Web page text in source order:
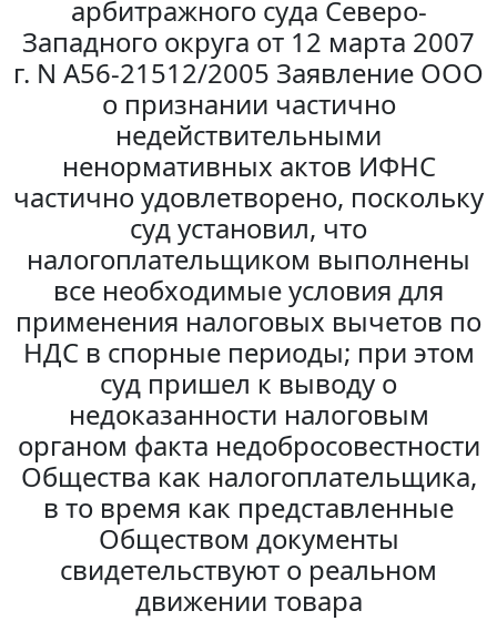
арбитражного суда Северо-
Западного округа от 12 марта 2007
г. N А56-21512/2005 Заявление ООО
о признании частично
недействительными
ненормативных актов ИФНС
частично удовлетворено, поскольку
суд установил, что
налогоплательщиком выполнены
все необходимые условия для
применения налоговых вычетов по
НДС в спорные периоды; при этом
суд пришел к выводу о
недоказанности налоговым
органом факта недобросовестности
Общества как налогоплательщика,
в то время как представленные
Обществом документы
свидетельствуют о реальном
движении товара